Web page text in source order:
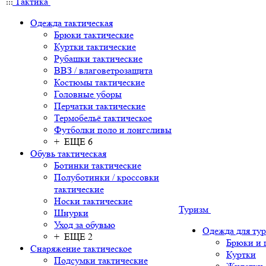
Одежда тактическая
Брюки тактические
Куртки тактические
Рубашки тактические
ВВЗ / влаговетрозащита
Костюмы тактические
Головные уборы
Перчатки тактические
Термобельё тактическое
Футболки поло и лонгсливы
+ ЕЩЕ 6
Обувь тактическая
Ботинки тактические
Полуботинки / кроссовки
тактические
Носки тактические
Шнурки
Уход за обувью
+ ЕЩЕ 2
Снаряжение тактическое
Подсумки тактические
Туризм
Одежда для
Брюки и
Куртки